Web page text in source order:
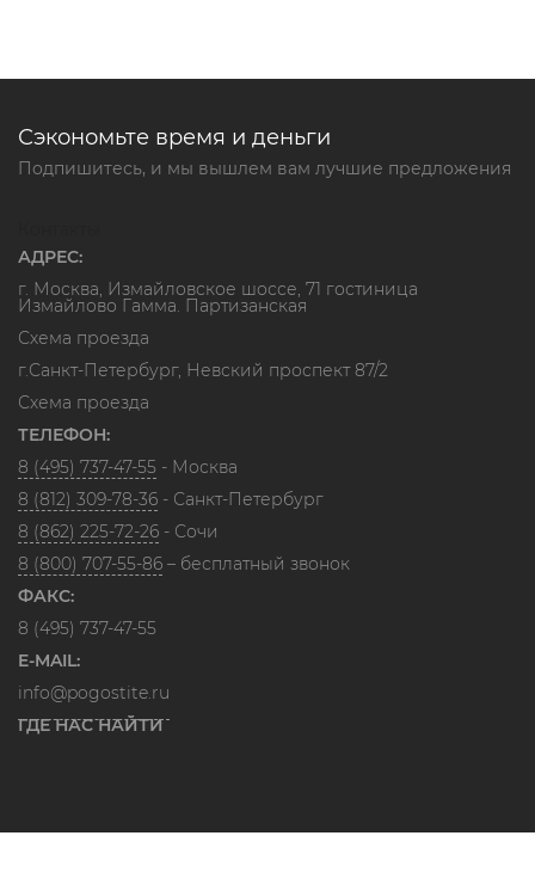
Сэкономьте время и деньги
Подпишитесь, и мы вышлем вам лучшие предложения
АДРЕС:
г. Москва, Измайловское шоссе, 71 гостиница
Измайлово Гамма. Партизанская
Схема проезда
г.Санкт-Петербург, Невский проспект 87/2
Схема проезда
ТЕЛЕФОН:
8 (495) 737-47-55 - Москва
8 (812) 309-78-36 - Санкт-Петербург
8 (862) 225-72-26 - Сочи
8 (800) 707-55-86 – бесплатный звонок
ФАКС:
8 (495) 737-47-55
E-MAIL:
info@pogostite.ru
ГДЕ НАС НАЙТИ